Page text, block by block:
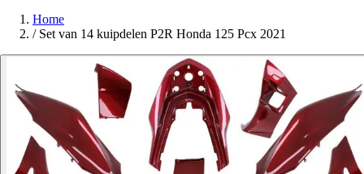
Home
/ Set van 14 kuipdelen P2R Honda 125 Pcx 2021